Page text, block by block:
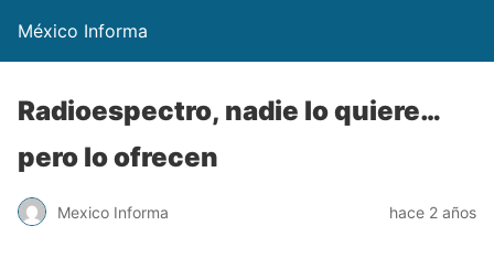
México Informa
Radioespectro, nadie lo quiere…
pero lo ofrecen
Mexico Informa hace 2 años